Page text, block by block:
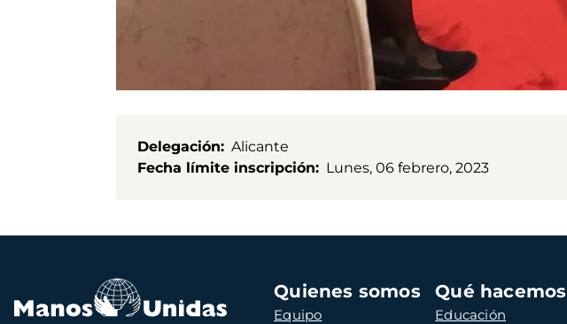
Delegación
Alicante
Fecha límite inscripción
Lunes, 06 febrero, 2023
Navegación
principal
Quienes somos
Equipo
Qué hacemos
Educación